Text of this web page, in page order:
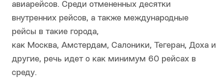
авиарейсов. Среди отмененных десятки
внутренних рейсов, а также международные
рейсы в такие города,
как Москва, Амстердам, Салоники, Тегеран, Доха и
другие, речь идет о как минимум 60 рейсах в
среду.